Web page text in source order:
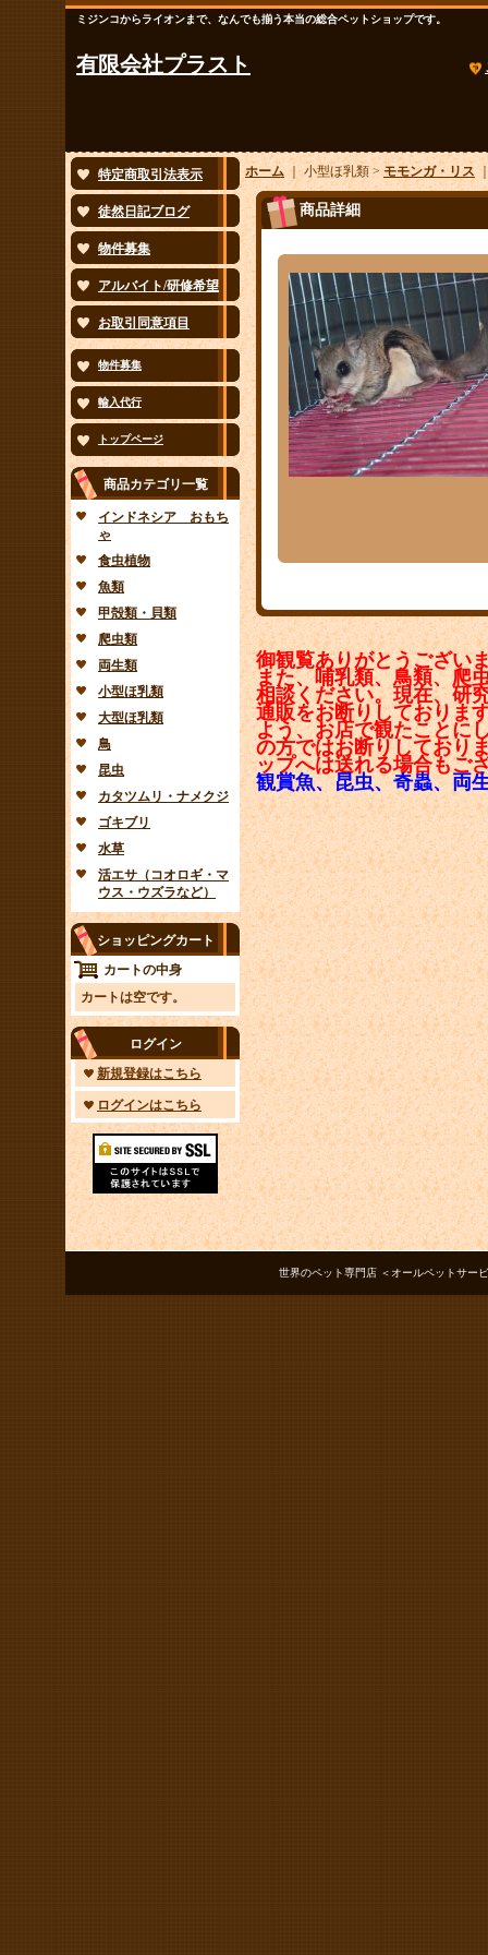
ミジンコからライオンまで、なんでも揃う本当の総合ペットショップです。
有限会社プラスト
特定商取引法表示
徒然日記ブログ
物件募集
アルバイト/研修希望
お取引同意項目
物件募集
輸入代行
トップページ
商品カテゴリ一覧
インドネシア おもち
ゃ
食虫植物
魚類
甲殻類・貝類
爬虫類
両生類
小型ほ乳類
大型ほ乳類
鳥
昆虫
カタツムリ・ナメクジ
ゴキブリ
水草
活エサ（コオロギ・マ
ウス・ウズラなど）
ショッピングカート
カートの中身
カートは空です。
ログイン
新規登録はこちら
ログインはこちら
ホーム｜ 小型ほ乳類 >モモンガ・リス
商品詳細
御観覧ありがとうござい
また、哺乳類、鳥類、爬
相談ください。現在、研
通販をお断りしておりま
よう、お店で観たことに
の方ではお断りしており
ップへは送れる場合もご
観賞魚、昆虫、奇蟲、両
世界のペット専門店 ＜オールペットサー